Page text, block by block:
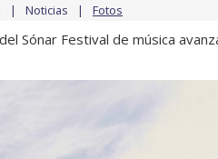
Noticias Fotos
Sónar Festival de música